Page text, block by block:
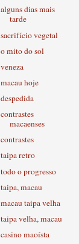
alguns dias mais
tarde
sacrifício vegetal
o mito do sol
veneza
macau hoje
despedida
contrastes
macaenses
contrastes
taipa retro
todo o progresso
taipa, macau
macau taipa velha
taipa velha, macau
casino maoísta